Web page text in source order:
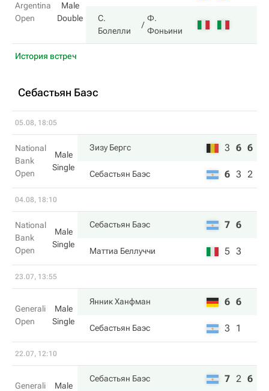
Argentina
Open
Male
Double
С.
Болелли
Ф.
Фоньини
История встреч
Себастьян Баэс
05.08, 18:05
National
Bank
Open
Male
Single
Зизу Бергс 3 6 6
Себастьян Баэс 6 3 2
04.08, 18:10
National
Bank
Open
Male
Single
Себастьян Баэс 7 6
Маттиа Беллуччи 5 3
23.07, 13:55
Generali
Open
Male
Single
Янник Ханфман 6 6
Себастьян Баэс 3 1
22.07, 12:10
Generali
Male
Себастьян Баэс 7 2 6